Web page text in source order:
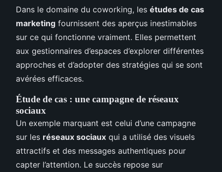
Dans le domaine du coworking, les études de cas
marketing fournissent des aperçus inestimables
sur ce qui fonctionne vraiment. Elles permettent
aux gestionnaires d’espaces d’explorer différentes
approches et d’adopter des stratégies qui se sont
avérées efficaces.
Étude de cas : une campagne de réseaux
sociaux
Un exemple marquant est celui d’une campagne
sur les réseaux sociaux qui a utilisé des visuels
attractifs et des messages authentiques pour
capter l’attention. Le succès repose sur